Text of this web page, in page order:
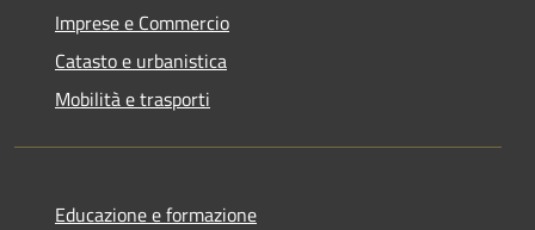
Imprese e Commercio
Catasto e urbanistica
Mobilità e trasporti
Educazione e formazione